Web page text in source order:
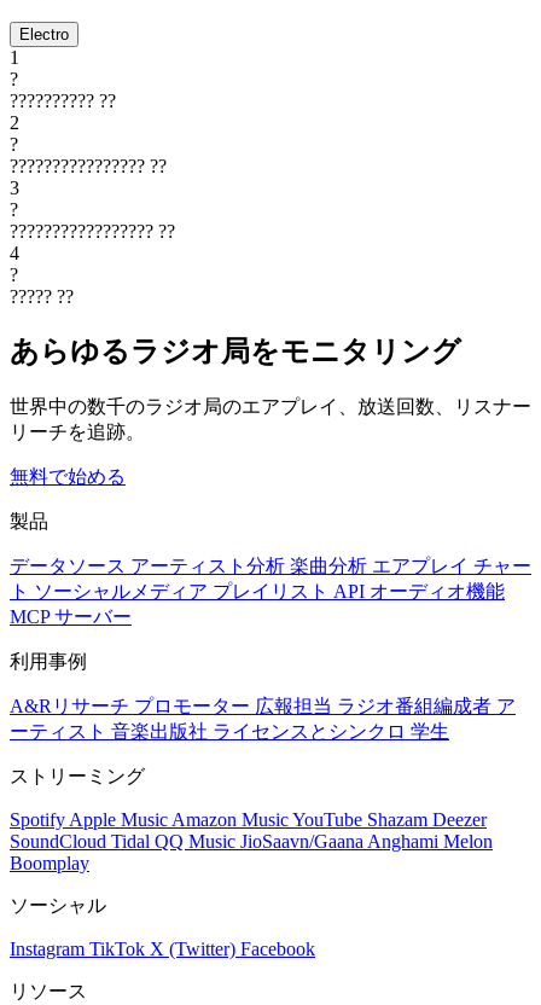
Electro
1
?
?????????? ??
2
?
???????????????? ??
3
?
????????????????? ??
4
?
????? ??
あらゆるラジオ局をモニタリング
世界中の数千のラジオ局のエアプレイ、放送回数、リスナー
リーチを追跡。
無料で始める
製品
データソース アーティスト分析 楽曲分析 エアプレイ チャー
ト ソーシャルメディア プレイリスト API オーディオ機能
MCP サーバー
利用事例
A&Rリサーチ プロモーター 広報担当 ラジオ番組編成者 ア
ーティスト 音楽出版社 ライセンスとシンクロ 学生
ストリーミング
Spotify Apple Music Amazon MusicYouTube Shazam Deezer
SoundCloud Tidal QQ Music JioSaavn/Gaana Anghami Melon
Boomplay
ソーシャル
Instagram TikTok X (Twitter) Facebook
リソース